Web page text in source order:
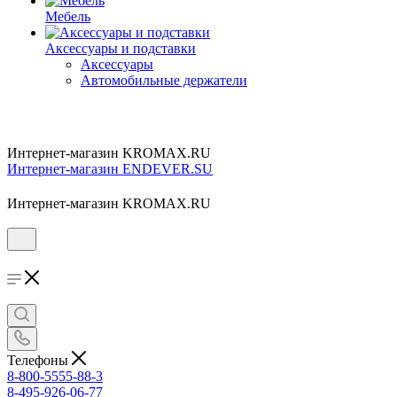
Мебель
Аксессуары и подставки
Аксессуары
Автомобильные держатели
Интернет-магазин KROMAX.RU
Интернет-магазин ENDEVER.SU
Интернет-магазин KROMAX.RU
Телефоны
8-800-5555-88-3
8-495-926-06-77